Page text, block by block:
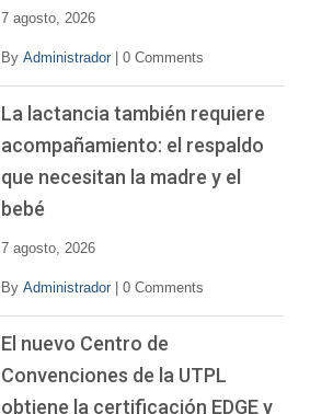
7 agosto, 2026
By Administrador 0 Comments
La lactancia también requiere
acompañamiento: el respaldo
que necesitan la madre y el
bebé
7 agosto, 2026
By Administrador 0 Comments
El nuevo Centro de
Convenciones de la UTPL
obtiene la certificación EDGE y